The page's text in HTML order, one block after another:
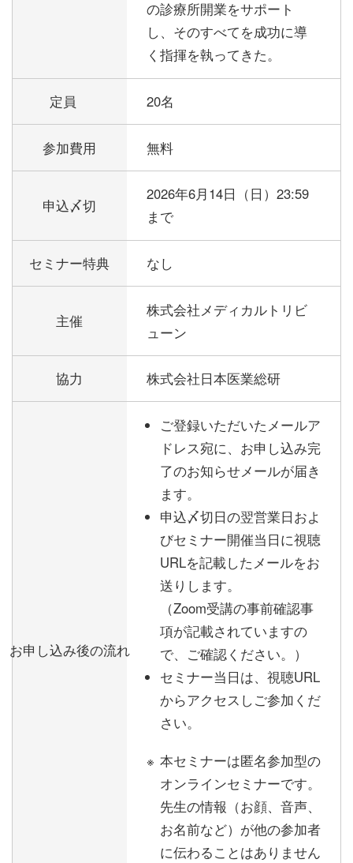
の診療所開業をサポート
し、そのすべてを成功に導
く指揮を執ってきた。
定員 20名
参加費用 無料
申込〆切
2026年6月14日（日）23:59
まで
セミナー特典 なし
主催
株式会社メディカルトリビ
ューン
協力 株式会社日本医業総研
お申し込み後の流れ
ご登録いただいたメールア
ドレス宛に、お申し込み完
了のお知らせメールが届き
ます。
申込〆切日の翌営業日およ
びセミナー開催当日に視聴
URLを記載したメールをお
送りします。
（Zoom受講の事前確認事
項が記載されていますの
で、ご確認ください。）
セミナー当日は、視聴URL
からアクセスしご参加くだ
さい。
本セミナーは匿名参加型の
オンラインセミナーです。
先生の情報（お顔、音声、
お名前など）が他の参加者
に伝わることはありません